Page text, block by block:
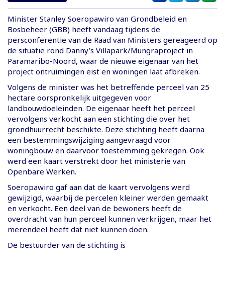
Minister Stanley Soeropawiro van Grondbeleid en
Bosbeheer (GBB) heeft vandaag tijdens de
persconferentie van de Raad van Ministers gereageerd op
de situatie rond Danny’s Villapark/Mungraproject in
Paramaribo-Noord, waar de nieuwe eigenaar van het
project ontruimingen eist en woningen laat afbreken.
Volgens de minister was het betreffende perceel van 25
hectare oorspronkelijk uitgegeven voor
landbouwdoeleinden. De eigenaar heeft het perceel
vervolgens verkocht aan een stichting die over het
grondhuurrecht beschikte. Deze stichting heeft daarna
een bestemmingswijziging aangevraagd voor
woningbouw en daarvoor toestemming gekregen. Ook
werd een kaart verstrekt door het ministerie van
Openbare Werken.
Soeropawiro gaf aan dat de kaart vervolgens werd
gewijzigd, waarbij de percelen kleiner werden gemaakt
en verkocht. Een deel van de bewoners heeft de
overdracht van hun perceel kunnen verkrijgen, maar het
merendeel heeft dat niet kunnen doen.
De bestuurder van de stichting is